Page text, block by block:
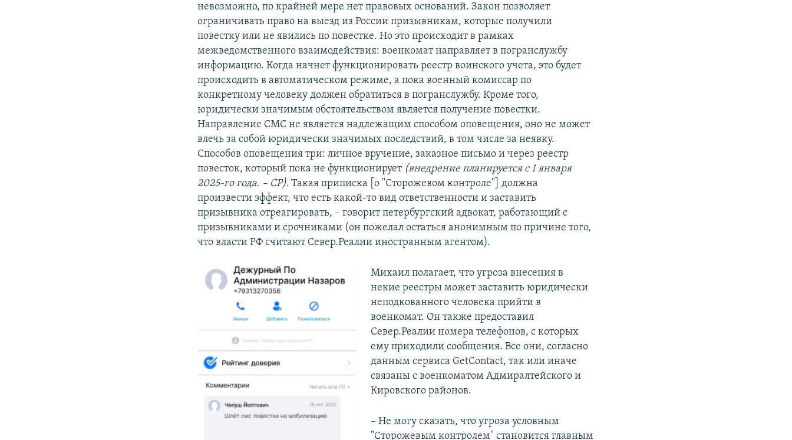
невозможно, по крайней мере нет правовых оснований. Закон позволяет
ограничивать право на выезд из России призывникам, которые получили
повестку или не явились по повестке. Но это происходит в рамках
межведомственного взаимодействия: военкомат направляет в погранслужбу
информацию. Когда начнет функционировать реестр воинского учета, это будет
происходить в автоматическом режиме, а пока военный комиссар по
конкретному человеку должен обратиться в погранслужбу. Кроме того,
юридически значимым обстоятельством является получение повестки.
Направление СМС не является надлежащим способом оповещения, оно не может
влечь за собой юридически значимых последствий, в том числе за неявку.
Способов оповещения три: личное вручение, заказное письмо и через реестр
повесток, который пока не функционирует (внедрение планируется с 1 января
2025-го года. – СР). Такая приписка [о "Сторожевом контроле"] должна
произвести эффект, что есть какой-то вид ответственности и заставить
призывника отреагировать, – говорит петербургский адвокат, работающий с
призывниками и срочниками (он пожелал остаться анонимным по причине того,
что власти РФ считают Север.Реалии иностранным агентом).
Михаил полагает, что угроза внесения в
некие реестры может заставить юридически
неподкованного человека прийти в
военкомат. Он также предоставил
Север.Реалии номера телефонов, с которых
ему приходили сообщения. Все они, согласно
данным сервиса GetContact, так или иначе
связаны с военкоматом Адмиралтейского и
Кировского районов.
– Не могу сказать, что угроза условным
"Сторожевым контролем" становится главным